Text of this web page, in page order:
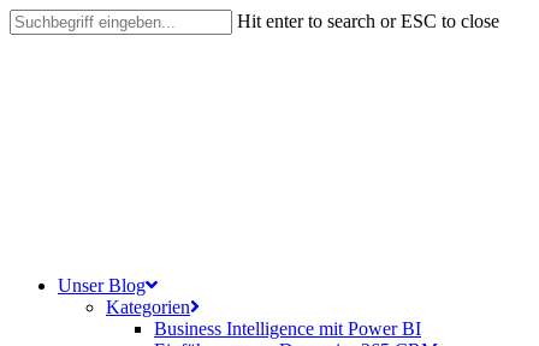
Skip
to
Hit enter to search or ESC to close
search
Menu
Unser Blog
Kategorien
Business Intelligence mit Power BI